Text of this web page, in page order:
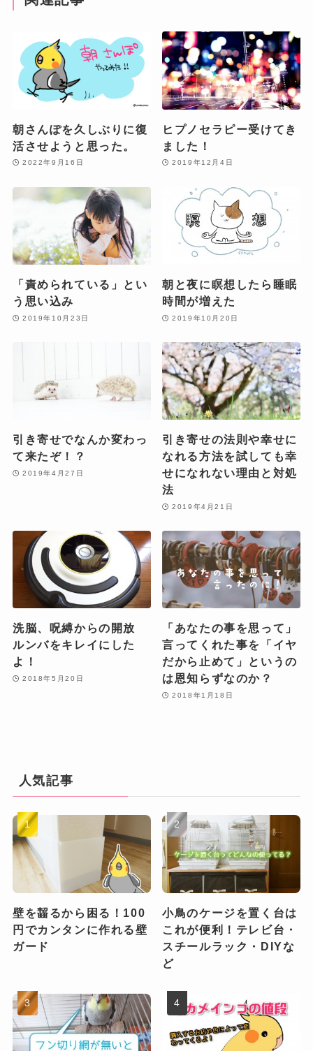
朝さんぽを久しぶりに復
活させようと思った。
2022年9月16日
ヒプノセラピー受けてき
ました！
2019年12月4日
「責められている」とい
う思い込み
2019年10月23日
朝と夜に瞑想したら睡眠
時間が増えた
2019年10月20日
引き寄せでなんか変わっ
て来たぞ！？
2019年4月27日
引き寄せの法則や幸せに
なれる方法を試しても幸
せになれない理由と対処
法
2019年4月21日
洗脳、呪縛からの開放
ルンバをキレイにした
よ！
2018年5月20日
「あなたの事を思って」
言ってくれた事を「イヤ
だから止めて」というの
は恩知らずなのか？
2018年1月18日
人気記事
壁を齧るから困る！100
円でカンタンに作れる壁
ガード
小鳥のケージを置く台は
これが便利！テレビ台・
スチールラック・DIYな
ど